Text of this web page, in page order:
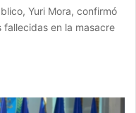
Yuri Mora, confirmó
en la masacre